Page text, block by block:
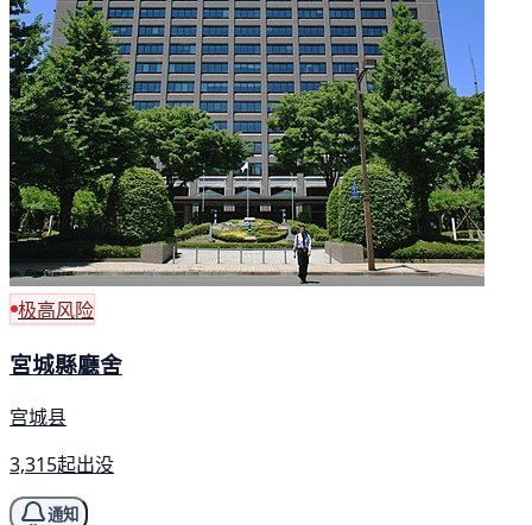
极高风险
宮城縣廳舍
宫城县
3,315起出没
通知